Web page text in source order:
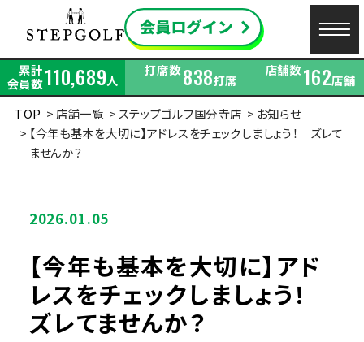
累計
会員数110,689人
打席数838打席
店舗数162店舗
TOP
店舗一覧 ステップゴルフ国分寺店
お知らせ
【今年も基本を大切に】アドレスをチェックしましょう！ ズレて
ませんか？
2026.01.05
【今年も基本を大切に】アド
レスをチェックしましょう！
ズレてませんか？